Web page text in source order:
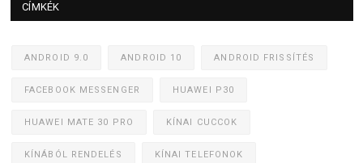
CÍMKÉK
ANDROID 9.0 ANDROID 10 ANDROID FRISSÍTÉS
FACEBOOK MESSENGER HUAWEI P30
HUAWEI MATE 30 PRO KÍNAI CUCCOK
KÍNÁBÓL RENDELÉS KÍNAI TELEFONOK